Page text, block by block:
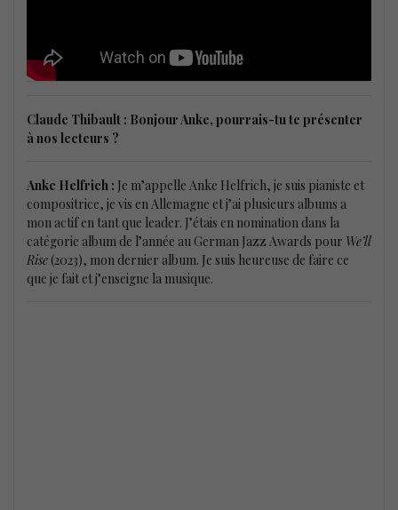
Claude Thibault : Bonjour Anke, pourrais-tu te présenter
à nos lecteurs ?
Anke Helfrich : Je m’appelle Anke Helfrich, je suis pianiste et
compositrice, je vis en Allemagne et j’ai plusieurs albums a
mon actif en tant que leader. J’étais en nomination dans la
catégorie album de l’année au German Jazz Awards pour We’ll
Rise (2023), mon dernier album. Je suis heureuse de faire ce
que je fait et j’enseigne la musique.